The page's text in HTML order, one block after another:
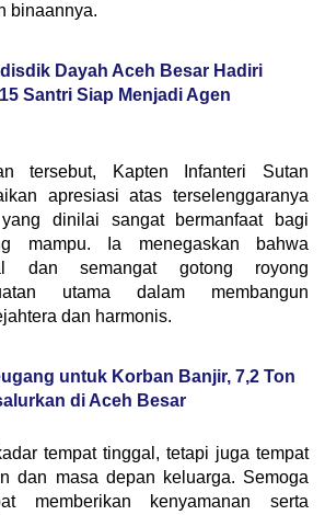
binaannya.
Dayah Aceh Besar Hadiri
Santri Siap Menjadi Agen
tersebut, Kapten Infanteri Sutan
apresiasi atas terselenggaranya
dinilai sangat bermanfaat bagi
mampu. Ia menegaskan bahwa
dan semangat gotong royong
utama dalam membangun
dan harmonis.
untuk Korban Banjir, 7,2 Ton
di Aceh Besar
tempat tinggal, tetapi juga tempat
dan masa depan keluarga. Semoga
memberikan kenyamanan serta